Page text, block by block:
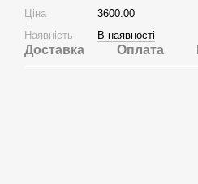
Ціна
3600.00
Наявність
В наявності
Доставка Оплата